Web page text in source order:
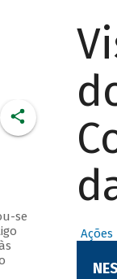
se
Ações